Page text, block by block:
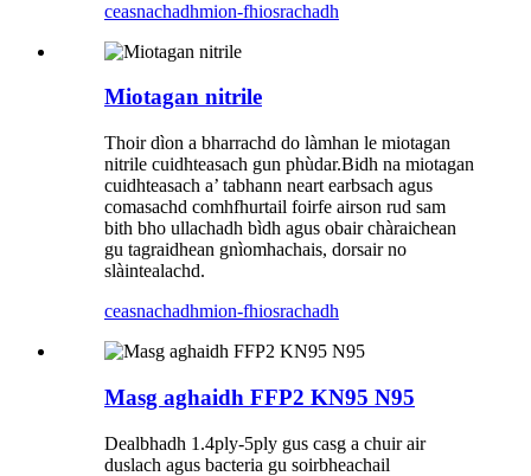
ceasnachadhmion-fhiosrachadh
Miotagan nitrile
Thoir dìon a bharrachd do làmhan le miotagan
nitrile cuidhteasach gun phùdar.Bidh na miotagan
cuidhteasach a’ tabhann neart earbsach agus
comasachd comhfhurtail foirfe airson rud sam
bith bho ullachadh bìdh agus obair chàraichean
gu tagraidhean gnìomhachais, dorsair no
slàintealachd.
ceasnachadhmion-fhiosrachadh
Masg aghaidh FFP2 KN95 N95
Dealbhadh 1.4ply-5ply gus casg a chuir air
duslach agus bacteria gu soirbheachail